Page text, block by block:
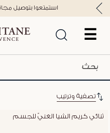
☰
استمتعوا بتوصيل مجاني
تصفية وترتيب
ثنائي كريم الشيا الغنيّ للجسم